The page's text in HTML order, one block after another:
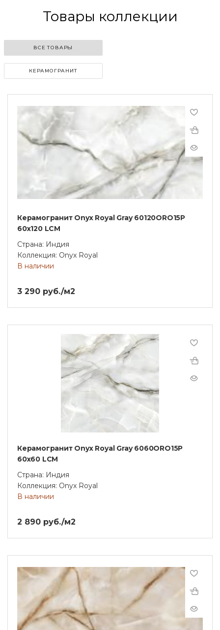
Товары коллекции
ВСЕ ТОВАРЫ
КЕРАМОГРАНИТ
Керамогранит Onyx Royal Gray 60120ORO15P
60х120 LCM
Страна: Индия
Коллекция: Onyx Royal
В наличии
3 290 руб./м2
Керамогранит Onyx Royal Gray 6060ORO15P
60x60 LCM
Страна: Индия
Коллекция: Onyx Royal
В наличии
2 890 руб./м2